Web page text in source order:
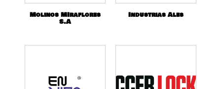
Molinos MIraflores
S.A
Industrias Ales